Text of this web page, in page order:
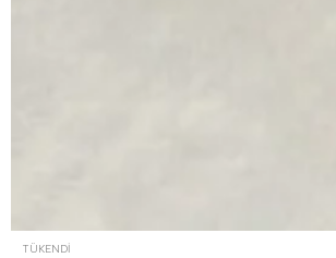
TÜKENDI